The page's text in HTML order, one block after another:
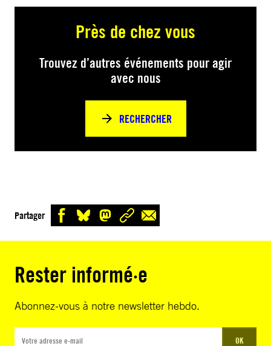
Près de chez vous
Trouvez d’autres événements pour agir
avec nous
RECHERCHER
Partager
Rester informé·e
Abonnez-vous à notre newsletter hebdo.
OK